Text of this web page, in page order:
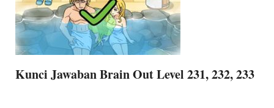
Kunci Jawaban Brain Out Level 231, 232, 233